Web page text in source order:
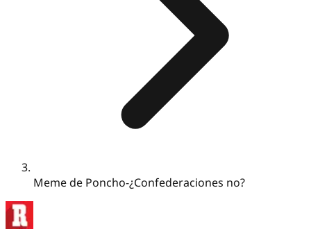
Meme de Poncho-¿Confederaciones no?